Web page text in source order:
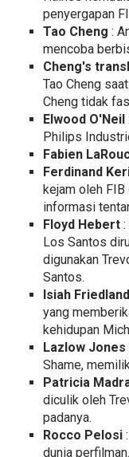
penyergapan
Tao Cheng :
mencoba
Cheng's
Tao Cheng
Cheng tidak
Elwood O'Neil
Philips
Fabien
Ferdinand
kejam oleh
informasi
Floyd Hebert
Los Santos
digunakan
Santos.
Isiah
yang
kehidupan
Lazlow Jones
Shame,
Patricia
diculik oleh
padanya.
Rocco Pelosi
dunia perfilman.